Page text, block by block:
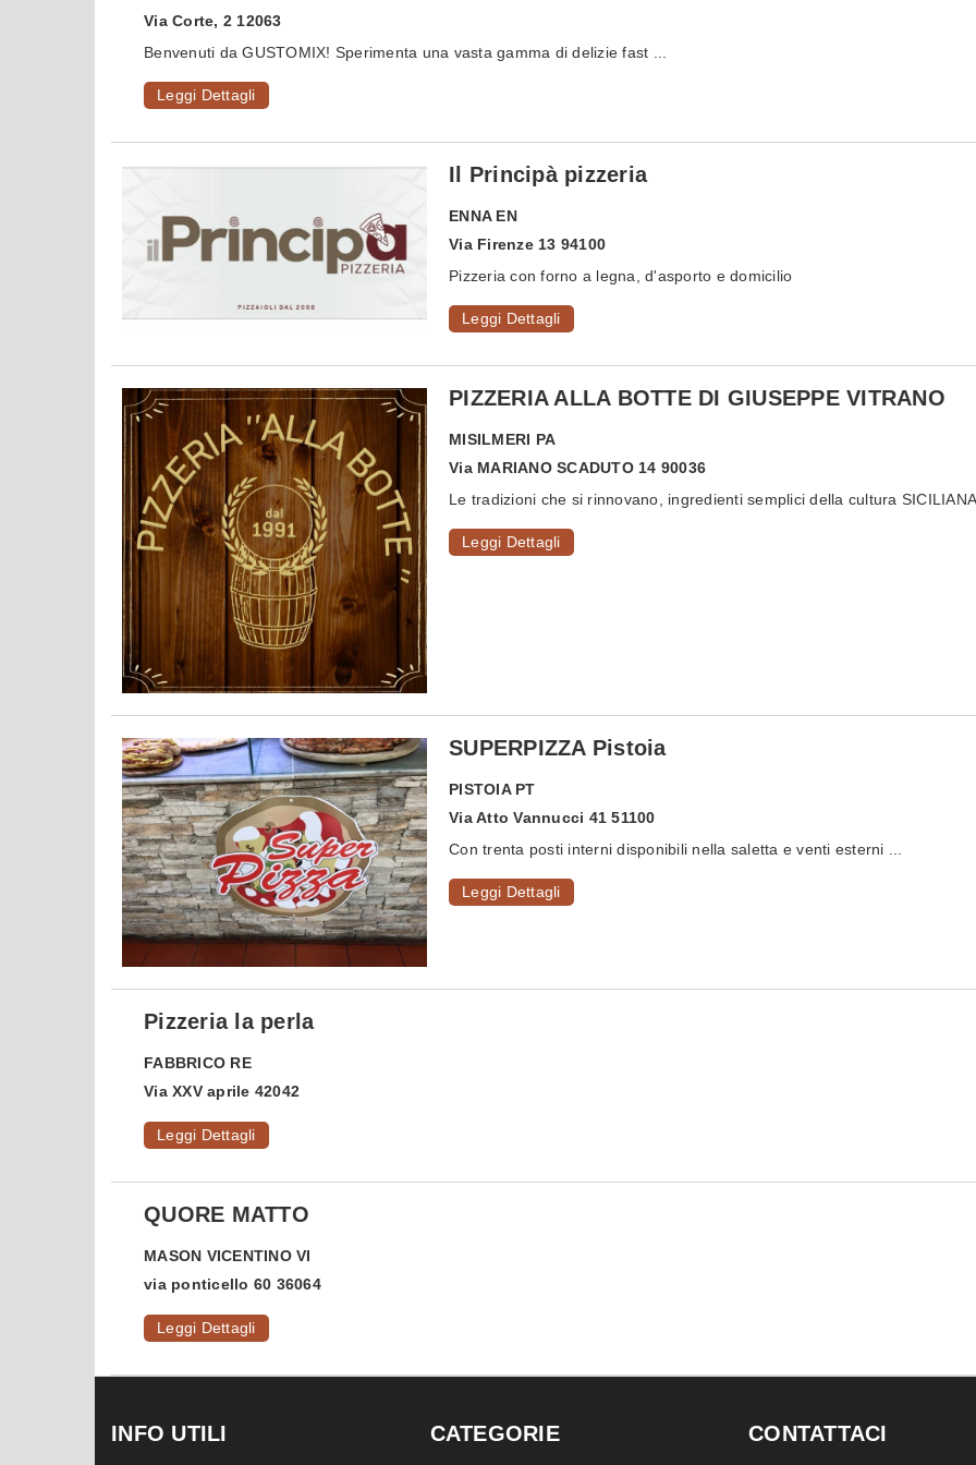
Via Corte, 2 12063
Benvenuti da GUSTOMIX! Sperimenta una vasta gamma di delizie fast ...
Leggi Dettagli
Il Principà pizzeria
ENNA EN
Via Firenze 13 94100
Pizzeria con forno a legna, d'asporto e domicilio
Leggi Dettagli
PIZZERIA ALLA BOTTE DI GIUSEPPE VITRANO
MISILMERI PA
Via MARIANO SCADUTO 14 90036
Le tradizioni che si rinnovano, ingredienti semplici della cultura
Leggi Dettagli
SUPERPIZZA Pistoia
PISTOIA PT
Via Atto Vannucci 41 51100
Con trenta posti interni disponibili nella saletta e venti esterni ...
Leggi Dettagli
Pizzeria la perla
FABBRICO RE
Via XXV aprile 42042
Leggi Dettagli
QUORE MATTO
MASON VICENTINO VI
via ponticello 60 36064
Leggi Dettagli
INFO UTILI CATEGORIE CONTATTACI